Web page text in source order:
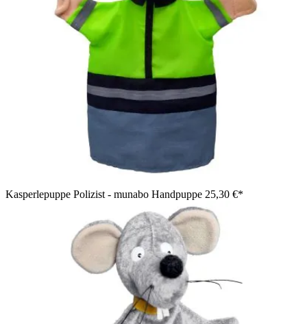
Kasperlepuppe Polizist - munabo Handpuppe 25,30 €*